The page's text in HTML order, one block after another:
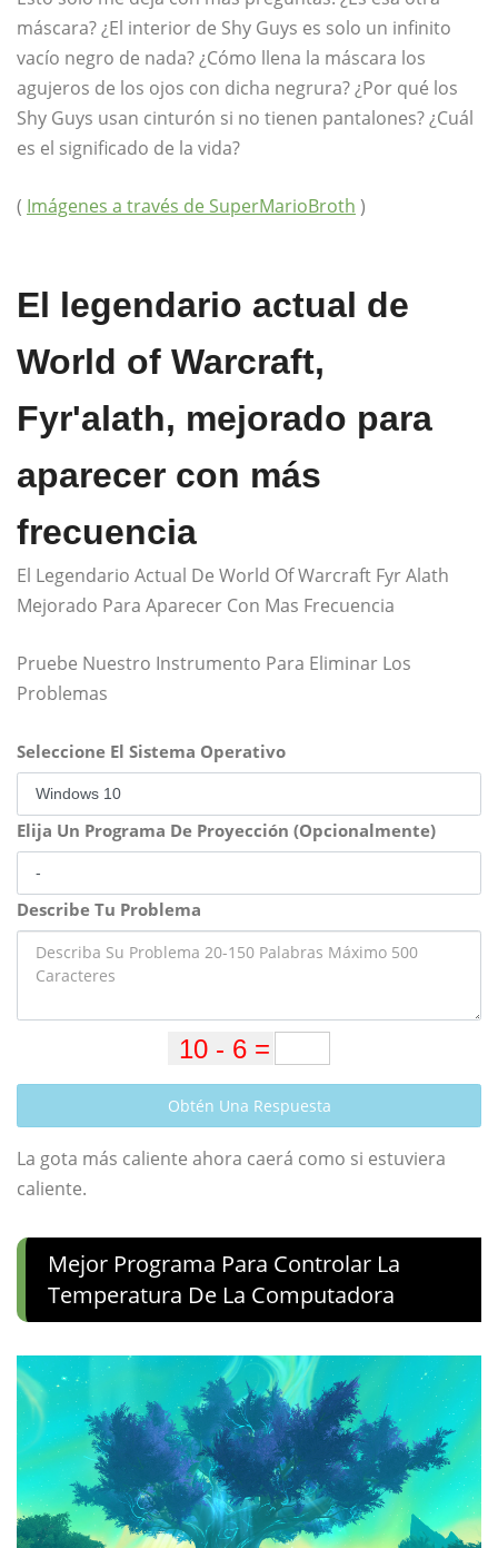
máscara? ¿El interior de Shy Guys es solo un infinito
vacío negro de nada? ¿Cómo llena la máscara los
agujeros de los ojos con dicha negrura? ¿Por qué los
Shy Guys usan cinturón si no tienen pantalones? ¿Cuál
es el significado de la vida?
( Imágenes a través de SuperMarioBroth )
El legendario actual de
World of Warcraft,
Fyr'alath, mejorado para
aparecer con más
frecuencia
El Legendario Actual De World Of Warcraft Fyr Alath
Mejorado Para Aparecer Con Mas Frecuencia
Pruebe Nuestro Instrumento Para Eliminar Los
Problemas
Seleccione El Sistema Operativo
Elija Un Programa De Proyección (Opcionalmente)
Describe Tu Problema
Obtén Una Respuesta
La gota más caliente ahora caerá como si estuviera
caliente.
Mejor Programa Para Controlar La
Temperatura De La Computadora